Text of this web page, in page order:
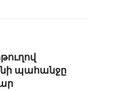
պահանջը